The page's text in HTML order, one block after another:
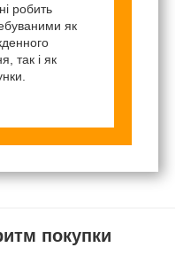
робить
як
так і як
покупки